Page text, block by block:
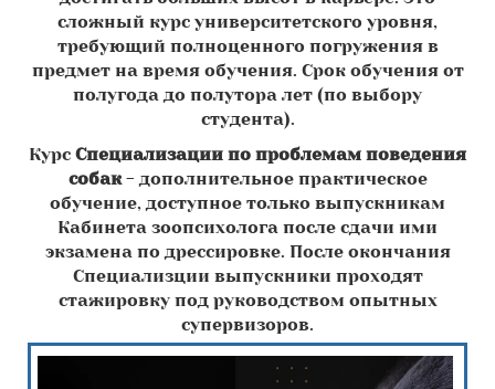
сложный курс университетского уровня,
требующий полноценного погружения в
предмет на время обучения. Срок обучения от
полугода до полутора лет (по выбору
студента).
Курс Специализации по проблемам поведения
собак- дополнительное практическое
обучение, доступное только выпускникам
Кабинета зоопсихолога после сдачи ими
экзамена по дрессировке. После окончания
Специализции выпускники проходят
стажировку под руководством опытных
супервизоров.